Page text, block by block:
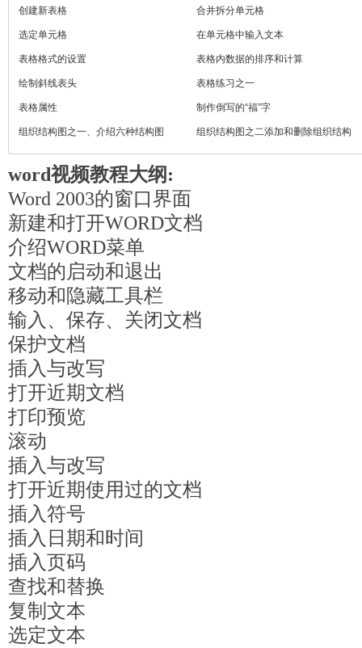
创建新表格 合并拆分单元格
选定单元格 在单元格中输入文本
表格格式的设置 表格内数据的排序和计算
绘制斜线表头 表格练习之一
表格属性 制作倒写的“福”字
组织结构图之一、介绍六种结构图
组织结构图之二添加和删除组织结构
图、文字编辑
word视频教程大纲:
Word 2003的窗口界面
新建和打开WORD文档
介绍WORD菜单
文档的启动和退出
移动和隐藏工具栏
输入、保存、关闭文档
保护文档
插入与改写
打开近期文档
打印预览
滚动
插入与改写
打开近期使用过的文档
插入符号
插入日期和时间
插入页码
查找和替换
复制文本
选定文本